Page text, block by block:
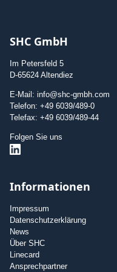
SHC GmbH
Im Petersfeld 5
D-65624 Altendiez
E-Mail: info@shc-gmbh.com
Telefon: +49 6039/489-0
Telefax: +49 6039/489-44
Folgen Sie uns
Informationen
Impressum
Datenschutzerklärung
News
Über SHC
Linecard
Ansprechpartner